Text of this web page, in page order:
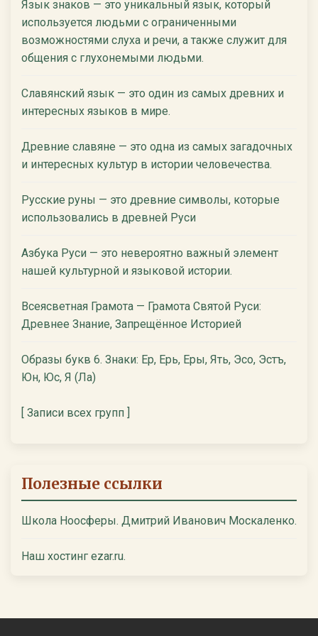
Язык знаков — это уникальный язык, который
используется людьми с ограниченными
возможностями слуха и речи, а также служит для
общения с глухонемыми людьми.
Славянский язык — это один из самых древних и
интересных языков в мире.
Древние славяне — это одна из самых загадочных
и интересных культур в истории человечества.
Русские руны — это древние символы, которые
использовались в древней Руси
Азбука Руси — это невероятно важный элемент
нашей культурной и языковой истории.
Всеясветная Грамота — Грамота Святой Руси:
Древнее Знание, Запрещённое Историей
Образы букв 6. Знаки: Ер, Ерь, Еры, Ять, Эсо, Эстъ,
Юн, Юс, Я (Ла)
[ Записи всех групп ]
Полезные ссылки
Школа Ноосферы. Дмитрий Иванович Москаленко.
Наш хостинг ezar.ru.